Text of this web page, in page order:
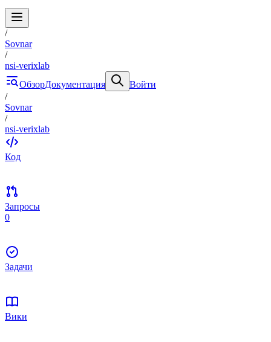
/
Sovnar
/
nsi-verixlab
ОбзорДокументация
Войти
/
Sovnar
/
nsi-verixlab
Код
Запросы
0
Задачи
Вики